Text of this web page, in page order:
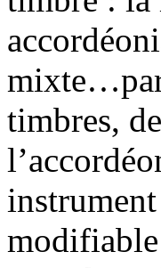
timbres,
modifiable